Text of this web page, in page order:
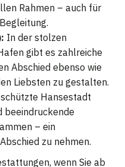
Rahmen – auch für
In der stolzen
gibt es zahlreiche
Abschied ebenso wie
Liebsten zu gestalten.
Hansestadt
beeindruckende
– ein
zu nehmen.
wenn Sie ab